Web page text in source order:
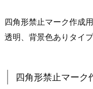
四角形禁止マーク作成
透明、背景色ありタイ
四角形禁止マーク